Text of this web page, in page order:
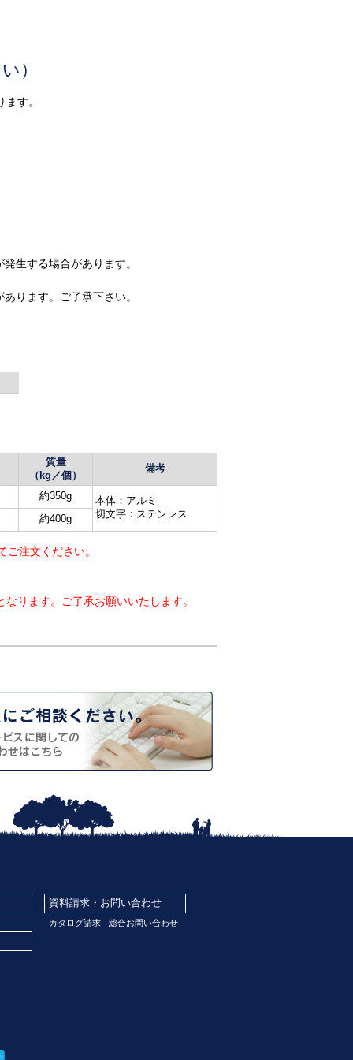
）
す。
生する場合があります。
ります。ご了承下さい。
質量
（kg／個）
備考
約350g
本体：アルミ
切文字：ステンレス
約400g
注文ください。
ります。ご了承お願いいたします。
資料請求・お問い合わせ
カタログ請求 総合お問い合わせ